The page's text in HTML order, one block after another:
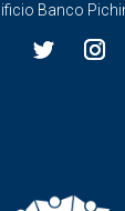
Banco